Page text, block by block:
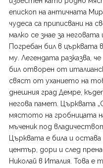
епископ на античната
чудеса са приписвани на
малко се знае за
Погребан бил в
му. Легендата разказва,
бил отворен от
свяст от уханието на
днешния град Демре,
негова памет. Църквата
мястото на гробницата
мъченик под
Църквата е била и
център, дори и след
Николай в Италия. Това е